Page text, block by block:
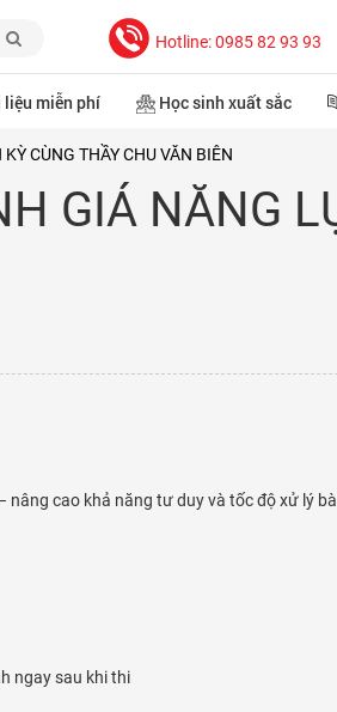
Hotline: 0985 82 93 93
liệu miễn phí Học sinh xuất sắc
CÙNG THẦY CHU VĂN BIÊN
GIÁ NĂNG
nâng cao khả năng tư duy và tốc độ xử lý
ngay sau khi thi